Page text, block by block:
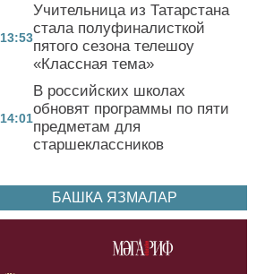
13:53
Учительница из Татарстана
стала полуфиналисткой
пятого сезона телешоу
«Классная тема»
14:01
В российских школах
обновят программы по пяти
предметам для
старшеклассников
БАШКА ЯЗМАЛАР